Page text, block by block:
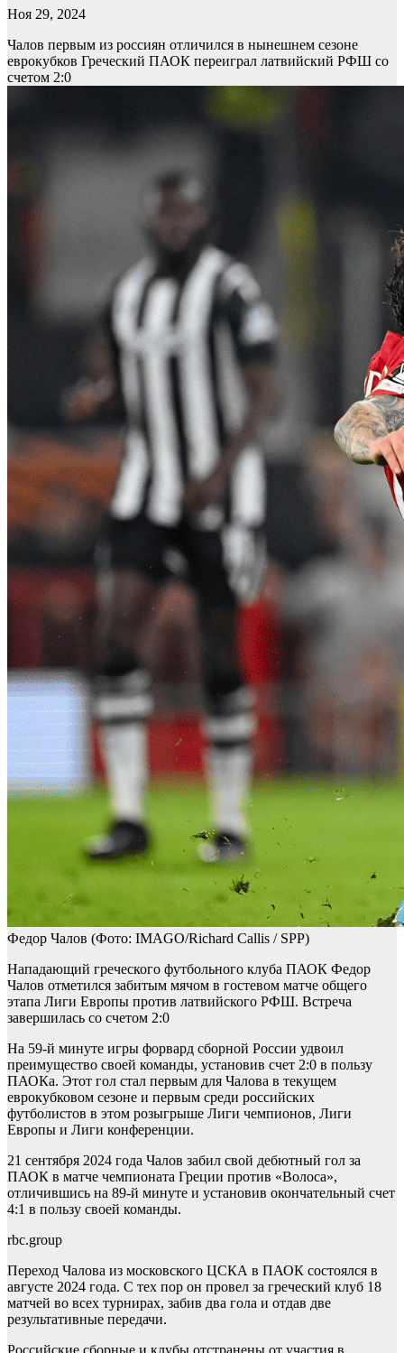
Ноя 29, 2024
Чалов первым из россиян отличился в нынешнем сезоне
еврокубков Греческий ПАОК переиграл латвийский РФШ со
счетом 2:0
Федор Чалов (Фото: IMAGO/Richard Callis / SPP)
Нападающий греческого футбольного клуба ПАОК Федор
Чалов отметился забитым мячом в гостевом матче общего
этапа Лиги Европы против латвийского РФШ. Встреча
завершилась со счетом 2:0
На 59-й минуте игры форвард сборной России удвоил
преимущество своей команды, установив счет 2:0 в пользу
ПАОКа. Этот гол стал первым для Чалова в текущем
еврокубковом сезоне и первым среди российских
футболистов в этом розыгрыше Лиги чемпионов, Лиги
Европы и Лиги конференции.
21 сентября 2024 года Чалов забил свой дебютный гол за
ПАОК в матче чемпионата Греции против «Волоса»,
отличившись на 89-й минуте и установив окончательный счет
4:1 в пользу своей команды.
rbc.group
Переход Чалова из московского ЦСКА в ПАОК состоялся в
августе 2024 года. С тех пор он провел за греческий клуб 18
матчей во всех турнирах, забив два гола и отдав две
результативные передачи.